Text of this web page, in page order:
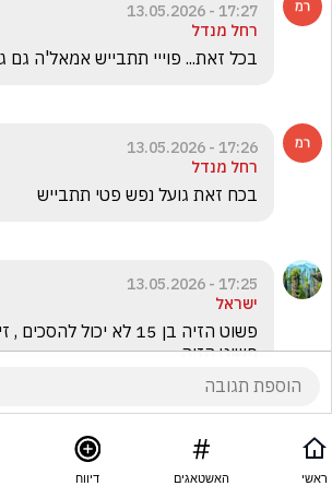
17:27 - 13.05.2026
רחל מנדל
בכל זאת... פוייי תתבייש אמאל'ה גם
17:26 - 13.05.2026
רחל מנדל
בכח זאת גועל נפש פטי תתבייש
17:25 - 13.05.2026
ישראל
פשוט הזיה
ראשי האשטאגים דיווח